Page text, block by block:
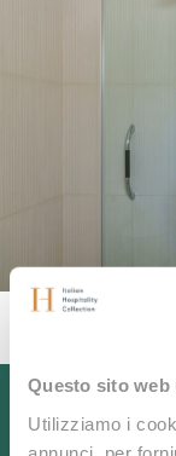
Questo sito
Utilizziamo i